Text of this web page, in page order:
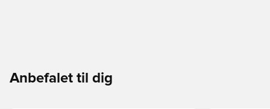
Anbefalet til dig